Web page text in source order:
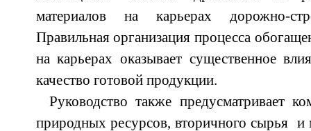
материалов на карьерах дорожно-
Правильная организация процесса
на карьерах оказывает существенное
качество готовой продукции.
Руководство также предусматривает
природных ресурсов, вторичного сырья и